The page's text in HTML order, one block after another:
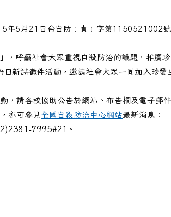
理身心障礙者暑假營隊計畫「馬上勇者夏日
年5月21日台自防﹝貞﹞字第1150521002號
，呼籲社會大眾重視自殺防治的議題，推廣
新詩徵件活動，邀請社會大眾一同加入珍愛
，請各校協助公告於網站、布告欄及電子郵件
亦可參見全國自殺防治中心網站最新消息：
7995#21。